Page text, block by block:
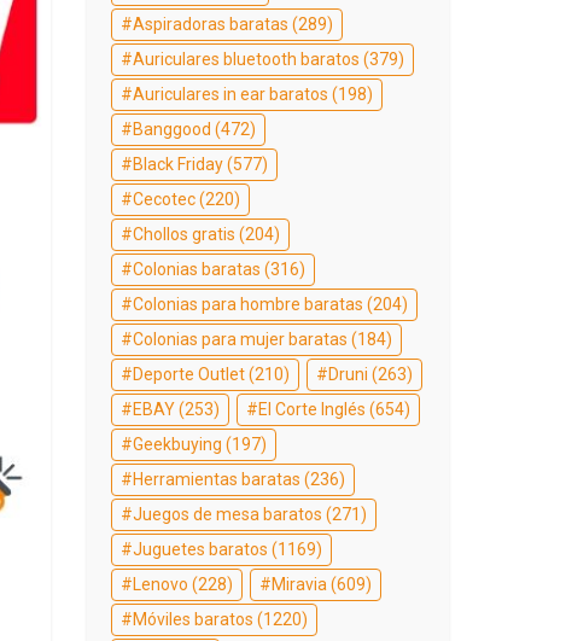
Aspiradoras baratas (289)
Auriculares bluetooth baratos (379)
Auriculares in ear baratos (198)
Banggood (472)
Black Friday(577)
Cecotec(220)
Chollos gratis (204)
Colonias baratas (316)
Colonias para hombre baratas (204)
Colonias para mujer baratas (184)
Deporte Outlet(210) Druni (263)
EBAY(253) El Corte Inglés (654)
Geekbuying (197)
Herramientas baratas (236)
Juegos de mesa baratos (271)
Juguetes baratos (1169)
Lenovo (228) Miravia (609)
Móviles baratos (1220)